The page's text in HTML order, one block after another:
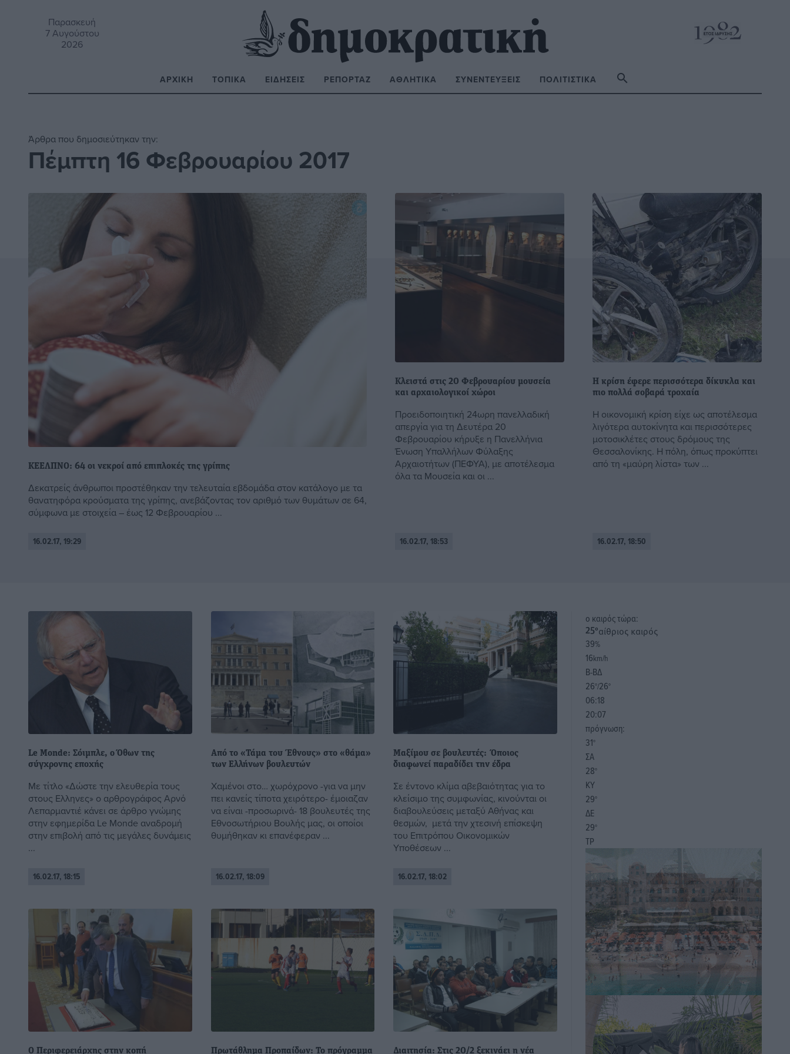
Παρασκευή
7 Αυγούστου
2026
ΑΡΧΙΚΉ ΤΟΠΙΚΆ ΕΙΔΉΣΕΙΣ ΡΕΠΟΡΤΆΖ ΑΘΛΗΤΙΚΆ ΣΥΝΕΝΤΕΎΞΕΙΣ ΠΟΛΙΤΙΣΤΙΚΆ
Άρθρα που δημοσιεύτηκαν την:
Πέμπτη 16 Φεβρουαρίου 2017
ΚΕΕΛΠΝΟ: 64 οι νεκροί από επιπλοκές της γρίπης
Δεκατρείς άνθρωποι προστέθηκαν την τελευταία εβδομάδα στον κατάλογο με τα
θανατηφόρα κρούσματα της γρίπης, ανεβάζοντας τον αριθμό των θυμάτων σε 64,
σύμφωνα με στοιχεία – έως 12 Φεβρουαρίου ...
16.02.17, 19:29
Κλειστά στις 20 Φεβρουαρίου μουσεία
και αρχαιολογικοί χώροι
Προειδοποιητική 24ωρη πανελλαδική
απεργία για τη Δευτέρα 20
Φεβρουαρίου κήρυξε η Πανελλήνια
Ένωση Υπαλλήλων Φύλαξης
Αρχαιοτήτων (ΠΕΦΥΑ), με αποτέλεσμα
όλα τα Μουσεία και οι ...
16.02.17, 18:53
Η κρίση έφερε περισσότερα δίκυκλα και
πιο πολλά σοβαρά τροχαία
Η οικονομική κρίση είχε ως αποτέλεσμα
λιγότερα αυτοκίνητα και περισσότερες
μοτοσικλέτες στους δρόμους της
Θεσσαλονίκης. Η πόλη, όπως προκύπτει
από τη «μαύρη λίστα» των ...
16.02.17, 18:50
Le Monde: Σόιμπλε, o Όθων της
σύγχρονης εποχής
Με τίτλο «Δώστε την ελευθερία τους
στους Ελληνες» ο αρθρογράφος Αρνό
Λεπαρμαντιέ κάνει σε άρθρο γνώμης
στην εφημερίδα Le Monde αναδρομή
στην επιβολή από τις μεγάλες δυνάμεις
...
16.02.17, 18:15
Από το «Τάμα του Έθνους» στο «θάμα»
των Eλλήνων βουλευτών
Χαμένοι στο… χωρόχρονο -για να μην
πει κανείς τίποτα χειρότερο- έμοιαζαν
να είναι -προσωρινά- 18 βουλευτές της
Εθνοσωτήριου Βουλής μας, οι οποίοι
θυμήθηκαν κι επανέφεραν ...
16.02.17, 18:09
Μαξίμου σε βουλευτές: Όποιος
διαφωνεί παραδίδει την έδρα
Σε έντονο κλίμα αβεβαιότητας για το
κλείσιμο της συμφωνίας, κινούνται οι
διαβουλεύσεις μεταξύ Αθήνας και
θεσμών, μετά την χτεσινή επίσκεψη
του Επιτρόπου Οικονομικών
Υποθέσεων ...
16.02.17, 18:02
Ο Περιφερειάρχης στην κοπή
Πρωτάθλημα Προπαίδων: Το πρόγραμμα
Διαιτησία: Στις 20/2 ξεκινάει η νέα
o καιρός τώρα:
25°αίθριος καιρός
39%
16km/h
Β-ΒΔ
26°/26°
06:18
20:07
πρόγνωση:
31°
ΣΑ
28°
ΚΥ
29°
ΔΕ
29°
ΤΡ